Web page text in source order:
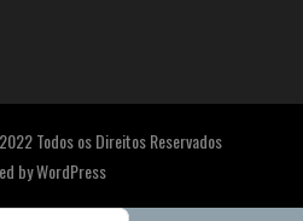
Todos os Direitos Reservados
byWordPress